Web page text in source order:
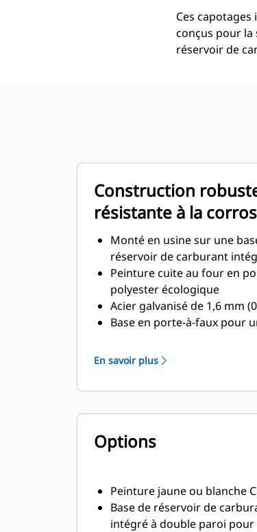
Ces
conçus pour la
réservoir de
Construction
résistante à la
Monté en usine sur une
réservoir de carburant
Peinture cuite au four en
polyester écologique
Acier galvanisé de 1,6 mm
Base en porte-à-faux pour
capotage
Montants d'angles de
thermoplastique de haute
porte
Attaches plaquées en zinc
Système de silencieux
d'échappement pour usage
monté à l'intérieur
En savoir plus
Options
Peinture jaune ou blanche
Base de réservoir de
intégré à double paroi pour